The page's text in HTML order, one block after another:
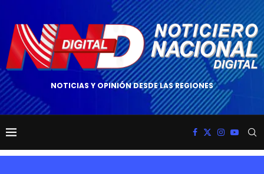
NOTICIAS Y OPINIÓN DESDE LAS REGIONES